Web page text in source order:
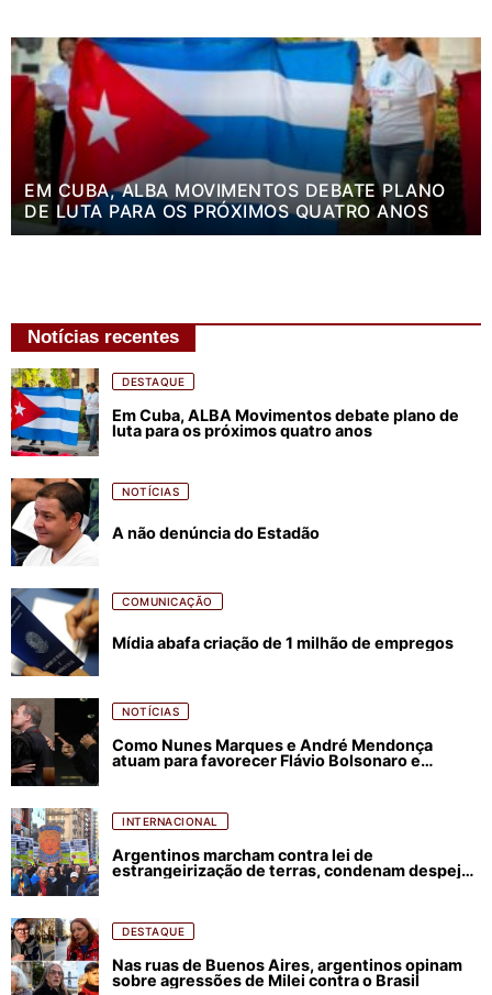
EM CUBA, ALBA MOVIMENTOS DEBATE PLANO
DE LUTA PARA OS PRÓXIMOS QUATRO ANOS
Notícias recentes
DESTAQUE
Em Cuba, ALBA Movimentos debate plano de
luta para os próximos quatro anos
NOTÍCIAS
A não denúncia do Estadão
COMUNICAÇÃO
Mídia abafa criação de 1 milhão de empregos
NOTÍCIAS
Como Nunes Marques e André Mendonça
atuam para favorecer Flávio Bolsonaro e
INTERNACIONAL
Argentinos marcham contra lei de
estrangeirização de terras, condenam despejos
DESTAQUE
Nas ruas de Buenos Aires, argentinos opinam
sobre agressões de Milei contra o Brasil